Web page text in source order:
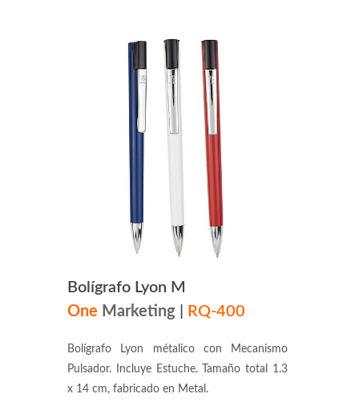
Bolígrafo Lyon M
One Marketing RQ-400
Bolígrafo Lyon métalico con Mecanismo
Pulsador. Incluye Estuche. Tamaño total 1.3
x 14 cm, fabricado en Metal.